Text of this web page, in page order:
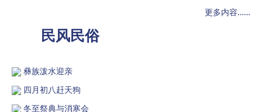
更多内容……
民风民俗
彝族泼水迎亲
四月初八赶天狗
冬至祭典与消寒会